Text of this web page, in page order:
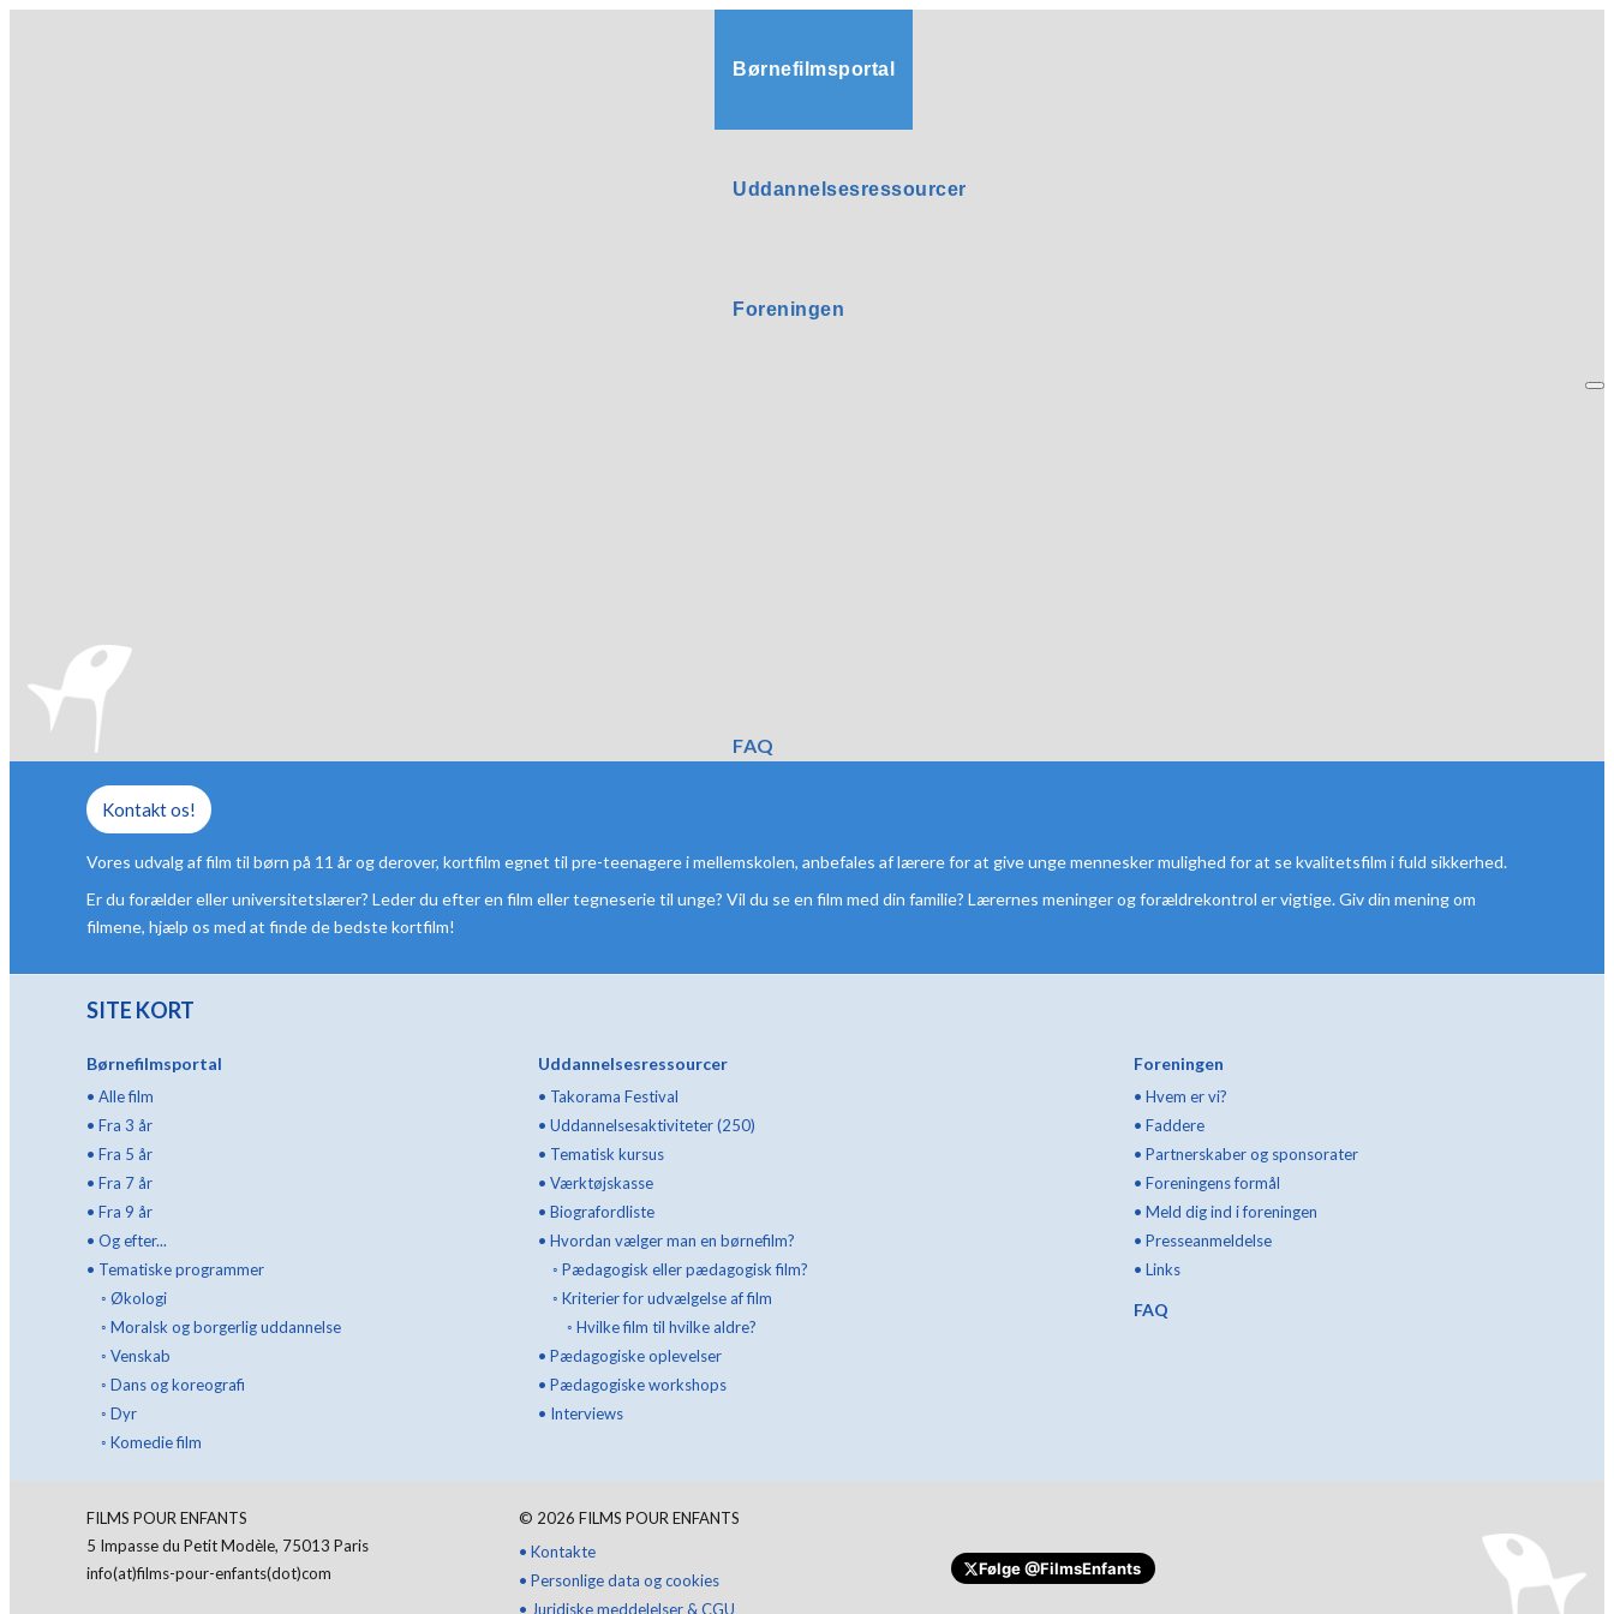
Børnefilmsportal
Uddannelsesressourcer
Foreningen
FAQ
Kontakt os!
Vores udvalg af film til børn på 11 år og derover, kortfilm egnet til pre-teenagere i mellemskolen, anbefales af lærere for at give unge mennesker mulighed for at se kvalitetsfilm i fuld sikkerhed.
Er du forælder eller universitetslærer? Leder du efter en film eller tegneserie til unge? Vil du se en film med din familie? Lærernes meninger og forældrekontrol er vigtige. Giv din mening om
filmene, hjælp os med at finde de bedste kortfilm!
SITE KORT
Børnefilmsportal
• Alle film
• Fra 3 år
• Fra 5 år
• Fra 7 år
• Fra 9 år
• Og efter...
• Tematiske programmer
◦ Økologi
◦ Moralsk og borgerlig uddannelse
◦ Venskab
◦ Dans og koreografi
◦ Dyr
◦ Komedie film
Uddannelsesressourcer
• Takorama Festival
• Uddannelsesaktiviteter (250)
• Tematisk kursus
• Værktøjskasse
• Biografordliste
• Hvordan vælger man en børnefilm?
◦ Pædagogisk eller pædagogisk film?
◦ Kriterier for udvælgelse af film
◦ Hvilke film til hvilke aldre?
• Pædagogiske oplevelser
• Pædagogiske workshops
• Interviews
Foreningen
• Hvem er vi?
• Faddere
• Partnerskaber og sponsorater
• Foreningens formål
• Meld dig ind i foreningen
• Presseanmeldelse
• Links
FAQ
FILMS POUR ENFANTS
5 Impasse du Petit Modèle, 75013 Paris
info(at)films-pour-enfants(dot)com
© 2026 FILMS POUR ENFANTS
• Kontakte
• Personlige data og cookies
• Juridiske meddelelser & CGU
Følge@FilmsEnfants